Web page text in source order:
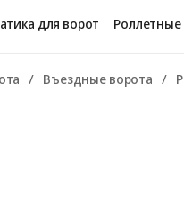
для ворот
Въездные ворота